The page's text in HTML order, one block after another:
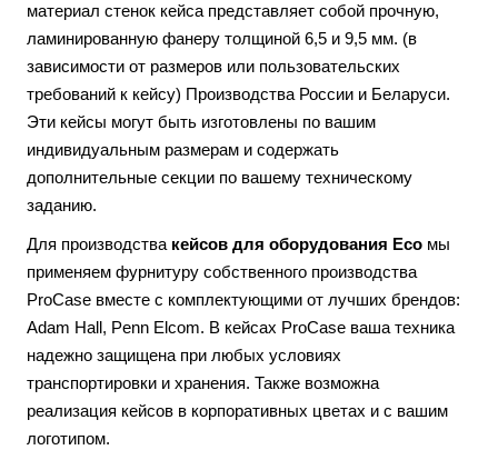
материал стенок кейса представляет собой прочную,
ламинированную фанеру толщиной 6,5 и 9,5 мм. (в
зависимости от размеров или пользовательских
требований к кейсу) Производства России и Беларуси.
Эти кейсы могут быть изготовлены по вашим
индивидуальным размерам и содержать
дополнительные секции по вашему техническому
заданию.
Для производства кейсов для оборудования Eco мы
применяем фурнитуру собственного производства
ProCase вместе с комплектующими от лучших брендов:
Adam Hall, Penn Elcom. В кейсах ProCase ваша техника
надежно защищена при любых условиях
транспортировки и хранения. Также возможна
реализация кейсов в корпоративных цветах и с вашим
логотипом.